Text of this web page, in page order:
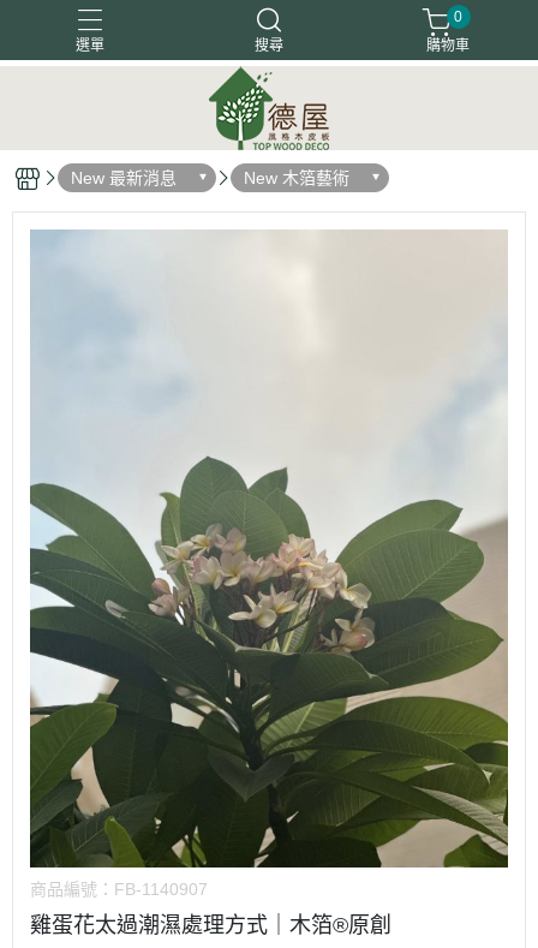
選單 搜尋
木箔藝術
0
購物車
New 最新消息 New 木箔藝術
商品編號： FB-1140907
雞蛋花太過潮濕處理方式｜木箔®原創